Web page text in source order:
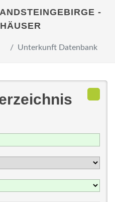
-
Unterkunft Datenbank